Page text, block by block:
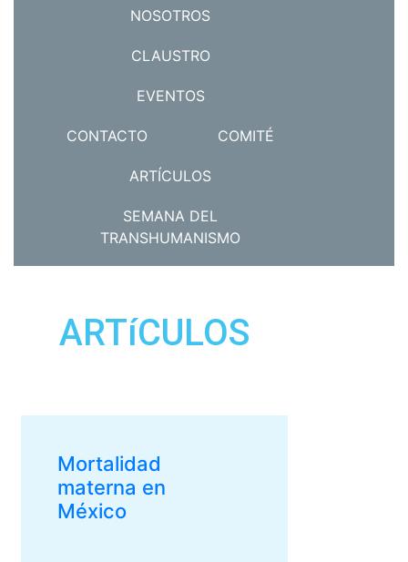
NOSOTROS
CLAUSTRO
EVENTOS
CONTACTO COMITÉ
ARTÍCULOS
SEMANA DEL
TRANSHUMANISMO
ARTíCULOS
Mortalidad
materna en
México